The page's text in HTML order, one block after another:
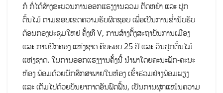
ກໍ ກໍ່ໄດ້ສ້າງຂະບວນການອອກແຮງງານລວມ ຕັດຫຍ້າ ແລະ ປູກ
ຕົ້ນໄມ້ ຕາມຂອບເຂດຄວາມຮັບຜິດຊອບ ເພື່ອເປັນການຂໍ່ານັບຮັບ
ຕ້ອນກອງປະຊຸມໃຫຍ່ ຄັ້ງທີ V, ການສ້າງຕັ້ງສະຖາບັນການເມືອງ
ແລະ ການປົກຄອງ ແຫ່ງຊາດ ຄົບຮອບ 25 ປີ ແລະ ວັນປູກຕົ້ນໄມ້
ແຫ່ງຊາດ. ໃນການອອກແຮງງານຄັ້ງນີ້ ນຳພາໂດຍຄະນະພັກ-ຄະນະ
ຫ້ອງ ພ້ອມດ້ວຍນັກສຶກສາພາຍໃນຫ້ອງ ເຂົ້າຮ່ວມຢ່າງພ້ອມພຽງ
ແລະ ເຕັມໄປດ້ວຍບັນຍາກາດອັນຟົດຟື້ນ, ເປັນການຜູກແໜ້ນຄວາມ